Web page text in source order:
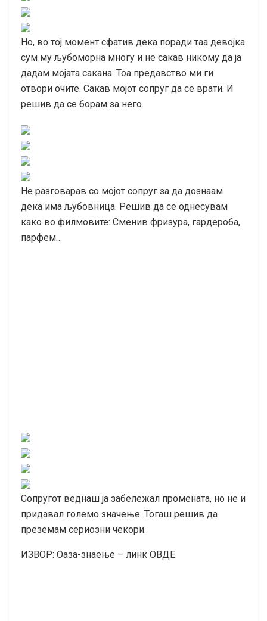
Но, во тој момент сфатив дека поради таа девојка
сум му љубоморна многу и не сакав никому да ја
дадам мојата сакана. Тоа предавство ми ги
отвори очите. Сакав мојот сопруг да се врати. И
решив да се борам за него.
Не разговарав со мојот сопруг за да дознаам
дека има љубовница. Решив да се однесувам
како во филмовите: Сменив фризура, гардероба,
парфем…
Сопругот веднаш ја забележал промената, но не и
придавал големо значење. Тогаш решив да
преземам сериозни чекори.
ИЗВОР: Оаза-знаење – линк ОВДЕ